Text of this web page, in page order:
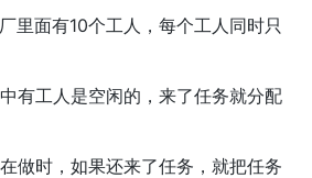
里面有10个工人，每个工人同时只
有工人是空闲的，来了任务就分配
做时，如果还来了任务，就把任务